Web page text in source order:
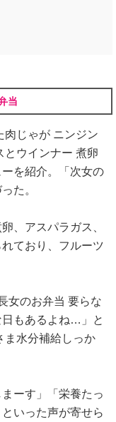
当
じゃが ニンジン
とウインナー 煮卵
を紹介。「次女の
た。
、アスパラガス、
ており、フルーツ
女のお弁当 要らな
日もあるよね…」と
ま水分補給しっか
ーす」「栄養たっ
いった声が寄せら